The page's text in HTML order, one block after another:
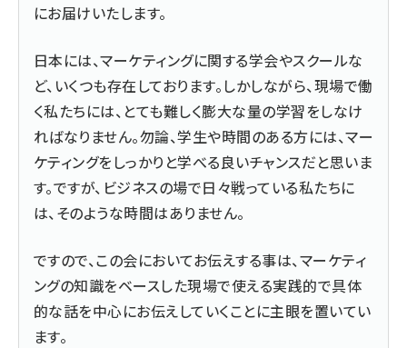
にお届けいたします。
日本には、マーケティングに関する学会やスクールな
ど、いくつも存在しております。しかしながら、現場で働
く私たちには、とても難しく膨大な量の学習をしなけ
ればなりません。勿論、学生や時間のある方には、マー
ケティングをしっかりと学べる良いチャンスだと思いま
す。ですが、ビジネスの場で日々戦っている私たちに
は、そのような時間はありません。
ですので、この会においてお伝えする事は、マーケティ
ングの知識をベースした現場で使える実践的で具体
的な話を中心にお伝えしていくことに主眼を置いてい
ます。